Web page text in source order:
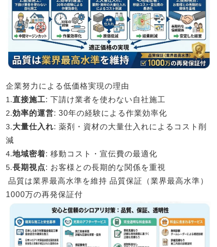
企業努力による低価格実現の理由
1.直接施工: 下請け業者を使わない自社施工
2.効率的運営: 30年の経験による作業効率化
3.大量仕入れ: 薬剤・資材の大量仕入れによるコスト削
減
4.地域密着: 移動コスト・宣伝費の最適化
5.長期視点: お客様との長期的な関係を重視
品質は業界最高水準を維持 品質保証（業界最高水準）
1000万の再発保証付